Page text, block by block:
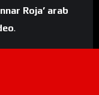
Roja’ arab
.